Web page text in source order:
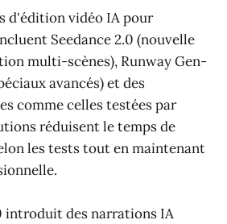
d'édition vidéo IA pour
Seedance 2.0 (nouvelle
multi-scènes), Runway Gen-
avancés) et des
comme celles testées par
réduisent le temps de
les tests tout en maintenant
introduit des narrations IA